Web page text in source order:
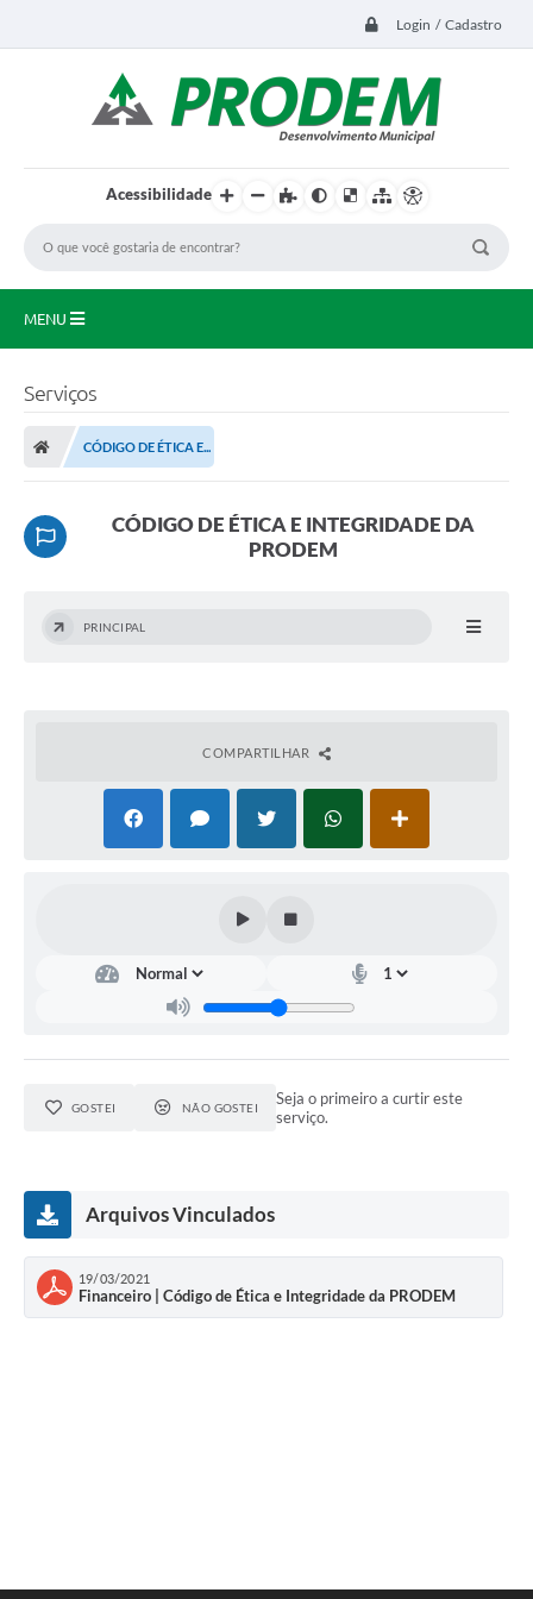
Login / Cadastro
Acessibilidade
MENU
Editais
LEGISLAÇÃO
COLABORADOR
Serviços
CÓDIGO DE ÉTICA E...
CÓDIGO DE ÉTICA E INTEGRIDADE DA
PRODEM
PRINCIPAL
COMPARTILHAR
GOSTEI NÃO GOSTEI
Seja o primeiro a curtir este
serviço.
Arquivos Vinculados
19/03/2021
Financeiro | Código de Ética e Integridade da PRODEM